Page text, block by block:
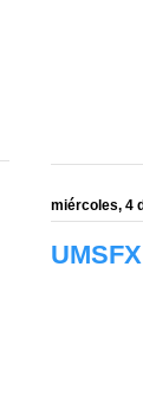
miércoles, 4